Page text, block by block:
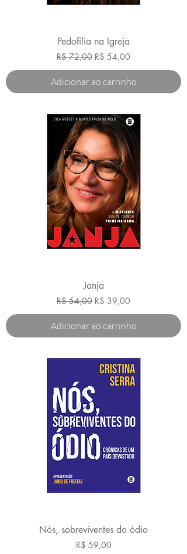
Pedofilia na Igreja
Preço normal
R$ 72,00 Preço promocional
R$ 54,00
Adicionar ao carrinho
Janja
Preço normal
R$ 54,00 Preço promocional
R$ 39,00
Adicionar ao carrinho
Nós, sobreviventes do ódio
Preço
R$ 59,00